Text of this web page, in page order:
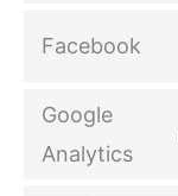
Facebook
Google
Analytics